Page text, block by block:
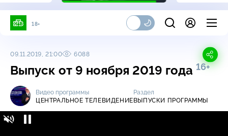
18+
09.11.2019, 21:00 6088
Выпуск от 9 ноября 2019 года 16+
Видео программы
ЦЕНТРАЛЬНОЕ ТЕЛЕВИДЕНИЕ
Раздел
ВЫПУСКИ ПРОГРАММЫ